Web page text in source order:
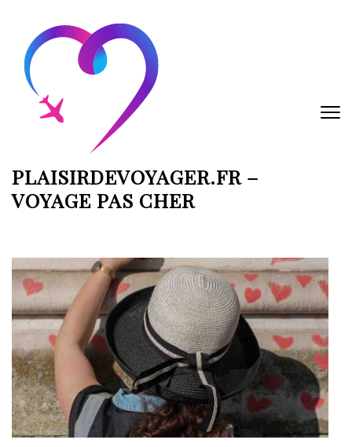
contenu
(Pressez
Entrée)
PLAISIRDEVOYAGER.FR –
VOYAGE PAS CHER